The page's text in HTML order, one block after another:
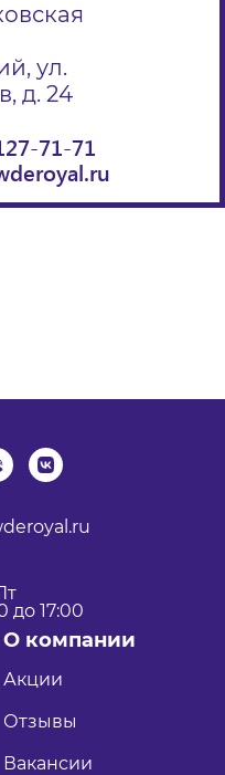
ул.
д. 24
71-71
до 17:00
О компании
Акции
Отзывы
Вакансии